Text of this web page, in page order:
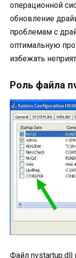
операционной
обновление
проблемам с
оптимальную
избежать
Роль файла
Файл nvstartup.dll